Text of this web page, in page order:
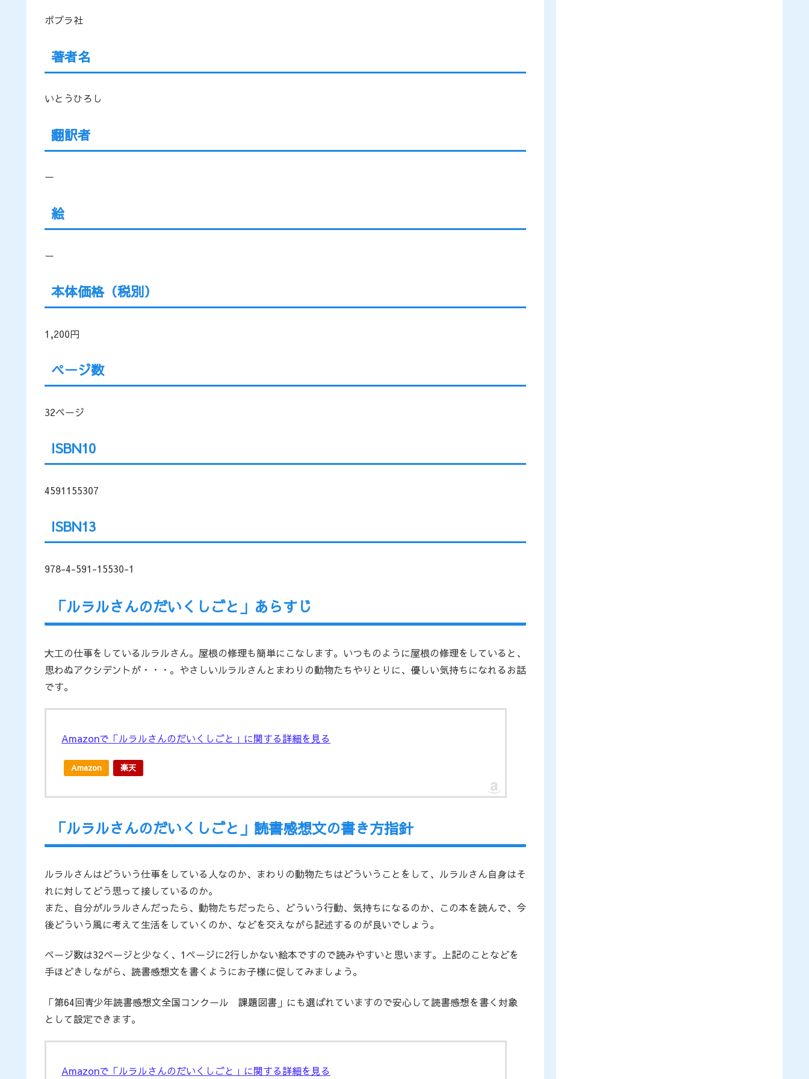
ポプラ社
著者名
いとうひろし
翻訳者
ー
絵
ー
本体価格（税別）
1,200円
ページ数
32ページ
ISBN10
4591155307
ISBN13
978-4-591-15530-1
「ルラルさんのだいくしごと」あらすじ
大工の仕事をしているルラルさん。屋根の修理も簡単にこなします。いつものように屋根の修理をしていると、
思わぬアクシデントが・・・。やさしいルラルさんとまわりの動物たちやりとりに、優しい気持ちになれるお話
です。
Amazonで「ルラルさんのだいくしごと」に関する詳細を見る
Amazon 楽天
「ルラルさんのだいくしごと」読書感想文の書き方指針
ルラルさんはどういう仕事をしている人なのか、まわりの動物たちはどういうことをして、ルラルさん自身はそ
れに対してどう思って接しているのか。
また、自分がルラルさんだったら、動物たちだったら、どういう行動、気持ちになるのか、この本を読んで、今
後どういう風に考えて生活をしていくのか、などを交えながら記述するのが良いでしょう。
ページ数は32ページと少なく、1ページに2行しかない絵本ですので読みやすいと思います。上記のことなどを
手ほどきしながら、読書感想文を書くようにお子様に促してみましょう。
「第64回青少年読書感想文全国コンクール 課題図書」にも選ばれていますので安心して読書感想を書く対象
として設定できます。
Amazonで「ルラルさんのだいくしごと」に関する詳細を見る